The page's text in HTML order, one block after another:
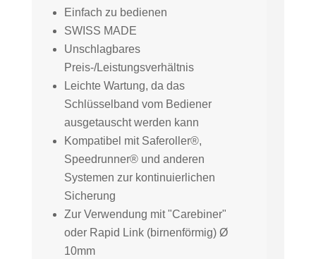
Einfach zu bedienen
SWISS MADE
Unschlagbares
Preis-/Leistungsverhältnis
Leichte Wartung, da das
Schlüsselband vom Bediener
ausgetauscht werden kann
Kompatibel mit Saferoller®,
Speedrunner® und anderen
Systemen zur kontinuierlichen
Sicherung
Zur Verwendung mit "Carebiner"
oder Rapid Link (birnenförmig) Ø
10mm